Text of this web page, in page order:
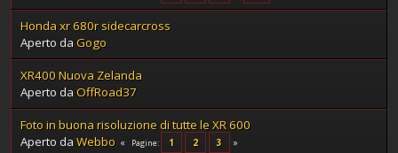
Honda xr 680r sidecarcross
Aperto da Gogo
XR400 Nuova Zelanda
Aperto da OffRoad37
Foto in buona risoluzione di tutte le XR 600
Aperto da Webbo Pagine 1 2 3